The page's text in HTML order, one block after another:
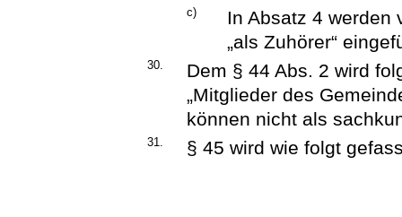
c)
In Absatz 4 werden
„als Zuhörer“
30.
Dem § 44 Abs. 2 wird
„Mitglieder des
können nicht als
31. § 45 wird wie folgt